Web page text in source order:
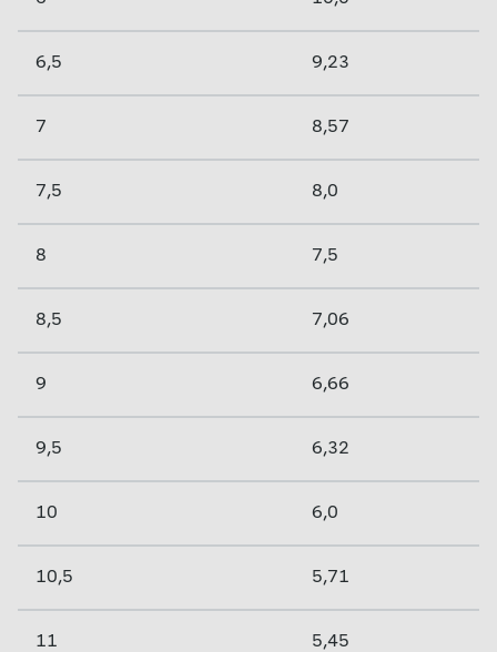
6,5 9,23
7 8,57
7,5 8,0
8 7,5
8,5 7,06
9 6,66
9,5 6,32
10 6,0
10,5 5,71
11 5,45